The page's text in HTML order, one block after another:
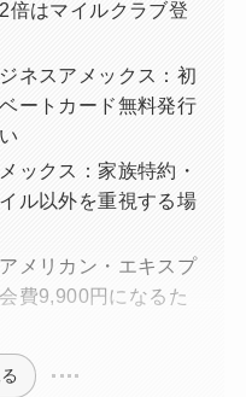
倍はマイルクラブ登
ネスアメックス：初
ートカード無料発行
ックス：家族特約・
ル以外を重視する場
メリカン・エキスプ
費9,900円になるた